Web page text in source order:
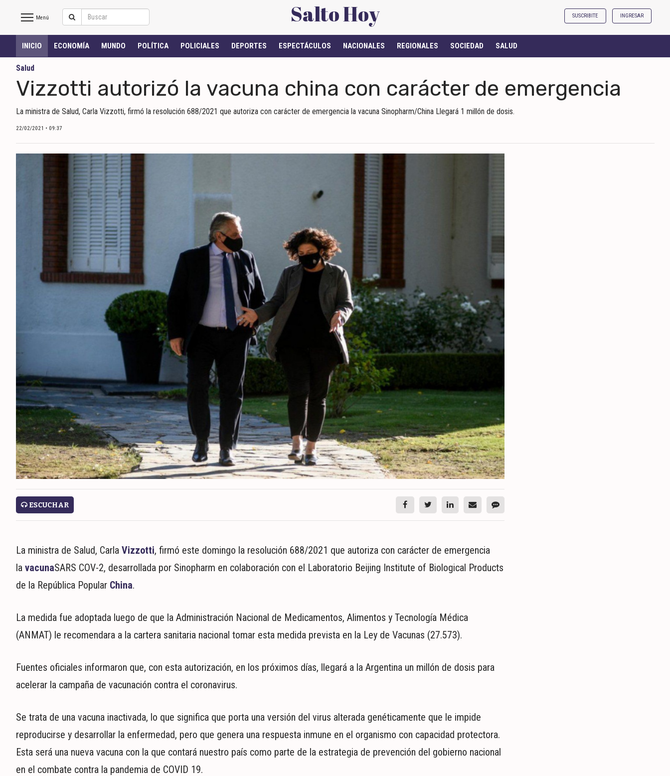
Salto
Hoy
INICIO
ESPECTÁCULOS
REGIONALES
SERVICIOS
ECONOMÍA
MUNDO
POLICIALES
DEPORTES
REGIONALES
SOCIEDAD
SALUD
Salto Hoy
Menú SUSCRIBITE INGRESAR
INICIO ECONOMÍA MUNDO POLÍTICA POLICIALES DEPORTES ESPECTÁCULOS NACIONALES REGIONALES SOCIEDAD SALUD
Salud
Vizzotti autorizó la vacuna china con carácter de emergencia
La ministra de Salud, Carla Vizzotti, firmó la resolución 688/2021 que autoriza con carácter de emergencia la vacuna Sinopharm/China Llegará 1 millón de dosis.
22/02/2021 • 09:37
ESCUCHAR
La ministra de Salud, Carla Vizzotti, firmó este domingo la resolución 688/2021 que autoriza con carácter de emergencia
la vacunaSARS COV-2, desarrollada por Sinopharm en colaboración con el Laboratorio Beijing Institute of Biological Products
de la República Popular China.
La medida fue adoptada luego de que la Administración Nacional de Medicamentos, Alimentos y Tecnología Médica
(ANMAT) le recomendara a la cartera sanitaria nacional tomar esta medida prevista en la Ley de Vacunas (27.573).
Fuentes oficiales informaron que, con esta autorización, en los próximos días, llegará a la Argentina un millón de dosis para
acelerar la campaña de vacunación contra el coronavirus.
Se trata de una vacuna inactivada, lo que significa que porta una versión del virus alterada genéticamente que le impide
reproducirse y desarrollar la enfermedad, pero que genera una respuesta inmune en el organismo con capacidad protectora.
Esta será una nueva vacuna con la que contará nuestro país como parte de la estrategia de prevención del gobierno nacional
en el combate contra la pandemia de COVID 19.